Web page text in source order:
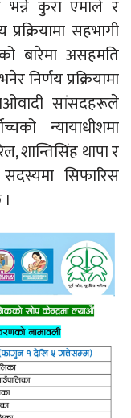
भन्ने कुरा एमाले र
सहभागी
बारेमा असहमति
निर्णय प्रक्रियामा
सांसदहरूले
न्यायाधीशमा
शान्तिसिंह थापा र
सिफारिस